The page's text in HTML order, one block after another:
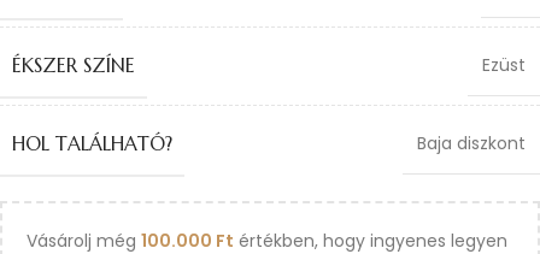
ÉKSZER SZÍNE Ezüst
HOL TALÁLHATÓ? Baja diszkont
Vásárolj még 100.000 Ft értékben, hogy ingyenes legyen